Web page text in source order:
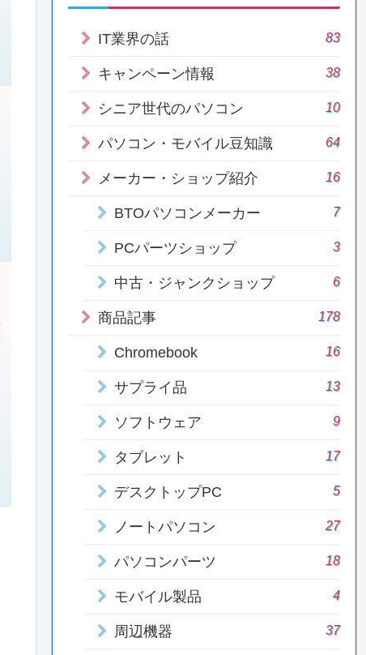
IT業界の話 83
キャンペーン情報 38
シニア世代のパソコン 10
パソコン・モバイル豆知識 64
メーカー・ショップ紹介 16
BTOパソコンメーカー 7
PCパーツショップ 3
中古・ジャンクショップ 6
商品記事 178
Chromebook 16
サプライ品 13
ソフトウェア 9
タブレット 17
デスクトップPC 5
ノートパソコン 27
パソコンパーツ 18
モバイル製品 4
周辺機器 37